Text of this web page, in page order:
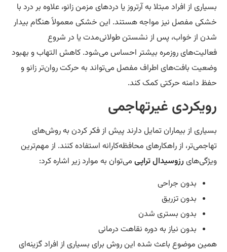
از افراد مبتلا به آرتروز یا دردهای مزمن زانو، علاوه بر درد با
مفصل نیز مواجه هستند. این خشکی معمولاً هنگام بیدار
از خواب، پس از نشستن طولانی‌مدت یا در شروع
روزمره بیشتر احساس می‌شود. کاهش التهاب و بهبود
بافت‌های اطراف مفصل می‌تواند به حرکت روان‌تر زانو و
دامنه حرکتی کمک کند.
غیرتهاجمی
از بیماران تمایل دارند پیش از فکر کردن به روش‌های
از راهکارهای محافظه‌کارانه استفاده کنند. از مهم‌ترین
رزوسیدال تراپیمی‌توان به موارد زیر اشاره کرد:
بدون جراحی
بدون تزریق
بدون بستری شدن
بدون نیاز به دوره نقاهت درمانی
موضوع باعث شده این روش برای بسیاری از افراد گزینه‌ای